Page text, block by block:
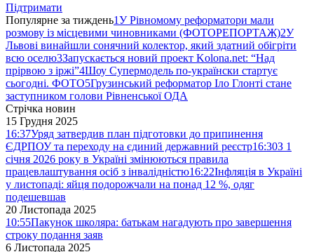
Підтримати
Популярне за тиждень1У Рівномому реформатори мали
розмову із місцевими чиновниками (ФОТОРЕПОРТАЖ)2У
Львові винайшли сонячний колектор, який здатний обігріти
всю оселю3Запускається новий проект Kolona.net: “Над
прірвою з іржі”4Шоу Супермодель по-українски стартує
сьогодні. ФОТО5Грузинський реформатор Іло Глонті стане
заступником голови Рівненської ОДА
Стрічка новин
15 Грудня 2025
16:37Уряд затвердив план підготовки до припинення
ЄДРПОУ та переходу на єдиний державний реєстр16:30З 1
січня 2026 року в Україні змінюються правила
працевлаштування осіб з інвалідністю16:22Інфляція в Україні
у листопаді: яйця подорожчали на понад 12 %, одяг
подешевшав
20 Листопада 2025
10:55Пакунок школяра: батькам нагадують про завершення
строку подання заяв
6 Листопада 2025